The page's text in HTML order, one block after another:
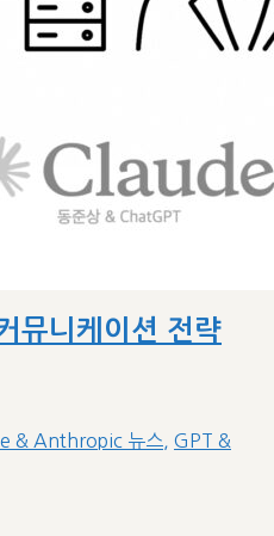
뮤니케이션 전략
& Anthropic 뉴스
GPT &